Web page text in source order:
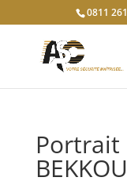
0811
Portrait